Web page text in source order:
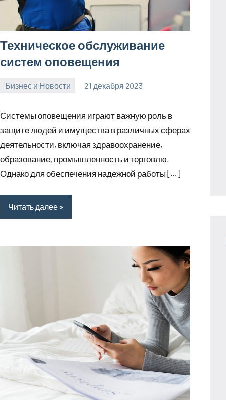
Техническое обслуживание
систем оповещения
Бизнес и Новости 21 декабря 2023
Системы оповещения играют важную роль в
защите людей и имущества в различных сферах
деятельности, включая здравоохранение,
образование, промышленность и торговлю.
Однако для обеспечения надежной работы […]
Читать далее